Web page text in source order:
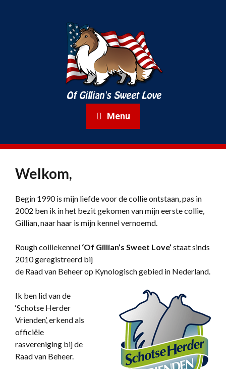
Menu
Welkom,
Begin 1990 is mijn liefde voor de collie ontstaan, pas in
2002 ben ik in het bezit gekomen van mijn eerste collie,
Gillian, naar haar is mijn kennel vernoemd.
Rough colliekennel ‘Of Gillian’s Sweet Love’ staat sinds
2010 geregistreerd bij
de Raad van Beheer op Kynologisch gebied in Nederland.
Ik ben lid van de
‘Schotse Herder
Vrienden’, erkend als
officiële
rasvereniging bij de
Raad van Beheer.